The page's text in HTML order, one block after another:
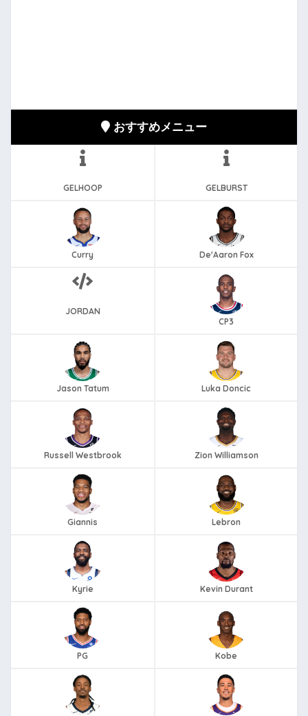
おすすめメニュー
GELHOOP GELBURST
Curry De'Aaron Fox
JORDAN
CP3
Jason Tatum Luka Doncic
Russell Westbrook Zion Williamson
Giannis Lebron
Kyrie Kevin Durant
PG Kobe